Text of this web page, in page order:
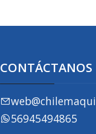
CONTÁCTANOS
56945494865